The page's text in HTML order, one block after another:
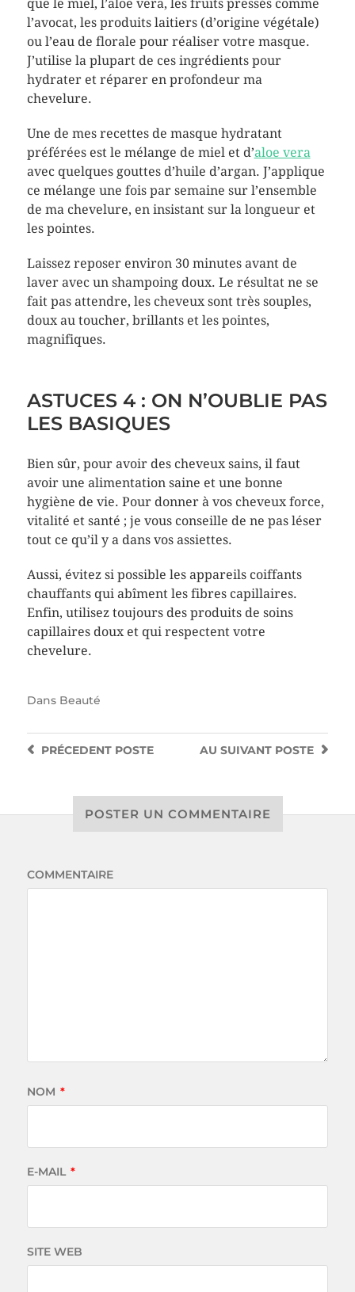
que le miel, l’aloe vera, les fruits pressés comme
l’avocat, les produits laitiers (d’origine végétale)
ou l’eau de florale pour réaliser votre masque.
J’utilise la plupart de ces ingrédients pour
hydrater et réparer en profondeur ma
chevelure.
Une de mes recettes de masque hydratant
préférées est le mélange de miel et d’aloe vera
avec quelques gouttes d’huile d’argan. J’applique
ce mélange une fois par semaine sur l’ensemble
de ma chevelure, en insistant sur la longueur et
les pointes.
Laissez reposer environ 30 minutes avant de
laver avec un shampoing doux. Le résultat ne se
fait pas attendre, les cheveux sont très souples,
doux au toucher, brillants et les pointes,
magnifiques.
ASTUCES 4 : ON N’OUBLIE PAS
LES BASIQUES
Bien sûr, pour avoir des cheveux sains, il faut
avoir une alimentation saine et une bonne
hygiène de vie. Pour donner à vos cheveux force,
vitalité et santé ; je vous conseille de ne pas léser
tout ce qu’il y a dans vos assiettes.
Aussi, évitez si possible les appareils coiffants
chauffants qui abîment les fibres capillaires.
Enfin, utilisez toujours des produits de soins
capillaires doux et qui respectent votre
chevelure.
Dans Beauté
AU SUIVANT POSTE
PRÉCEDENTPOSTE
POSTER UN COMMENTAIRE
COMMENTAIRE
NOM *
E-MAIL *
SITE WEB